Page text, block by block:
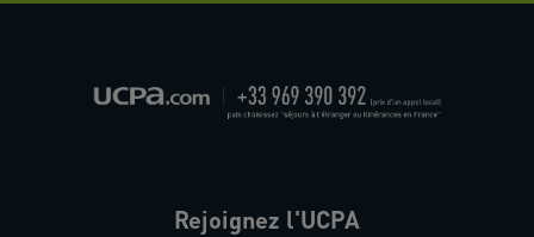
Rejoignez l'UCPA